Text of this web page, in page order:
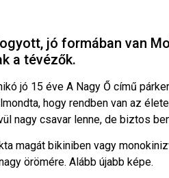
jó formában van
a tévézők.
jó 15 éve A Nagy Ő című
hogy rendben van az
nagy csavar lenne, de biztos
magát bikiniben vagy
örömére. Alább újabb képe.